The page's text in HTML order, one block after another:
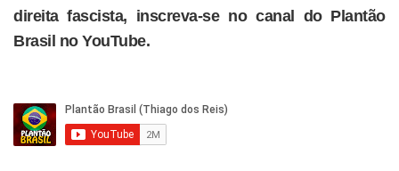
direita fascista, inscreva-se no canal do Plantão
Brasil no YouTube.